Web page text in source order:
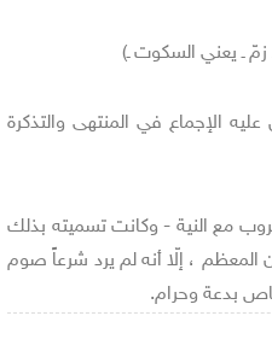
ـ يعني السكوت ـ)
في حرمته بل عليه الإجماع في المنتهى والتذكرة
مع النية - وكانت تسميته بذلك
المعظم ، إلّا أنه لم يرد شرعاً صوم
بدعة وحرام.